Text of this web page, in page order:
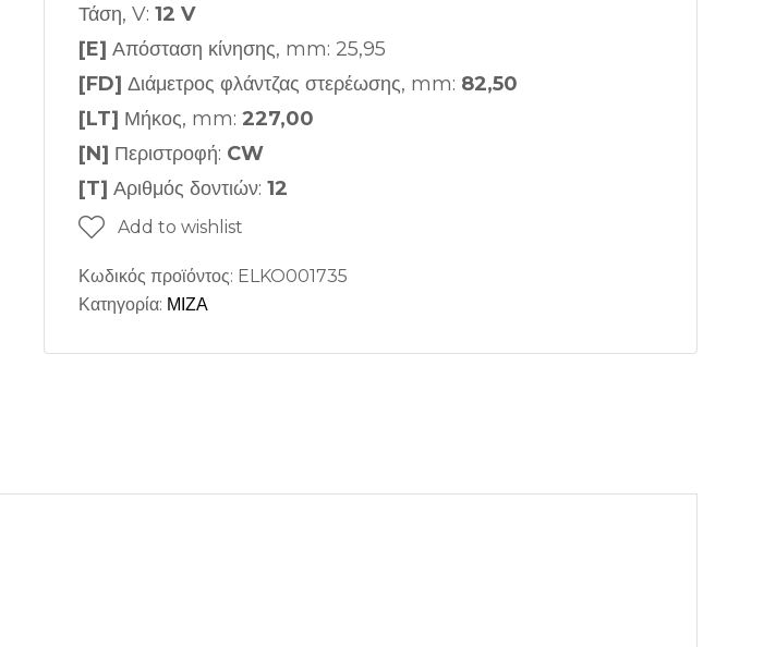
Τάση, V: 12 V
[E] Απόσταση κίνησης, mm: 25,95
[FD] Διάμετρος φλάντζας στερέωσης, mm: 82,50
[LT] Μήκος, mm: 227,00
[N] Περιστροφή: CW
[T] Αριθμός δοντιών: 12
Add to wishlist
Κωδικός προϊόντος: ELKO001735
Κατηγορία: ΜΙΖΑ